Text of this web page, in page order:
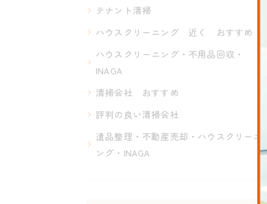
テナント清掃
ハウスクリーニング 近く おすすめ
ハウスクリーニング・不用品回収・
INAGA
清掃会社 おすすめ
評判の良い清掃会社
遺品整理・不動産売却・ハウスクリーニ
ング・INAGA